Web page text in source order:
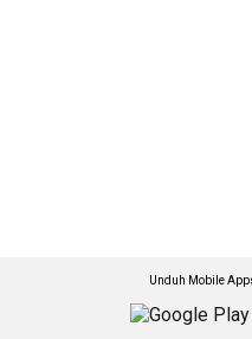
Unduh Mobile